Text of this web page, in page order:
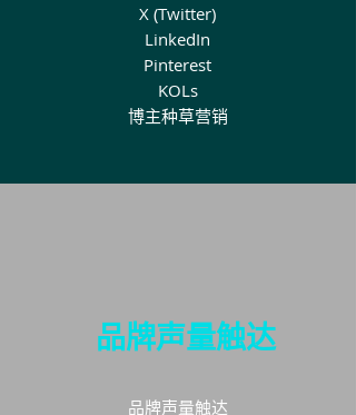
X (Twitter)
LinkedIn
Pinterest
KOLs
博主种草营销
品牌声量触达
品牌声量触达